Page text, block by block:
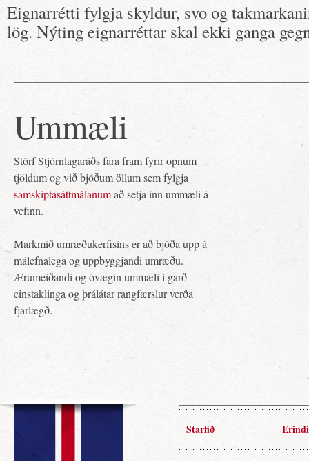
Eignarrétti fylgja skyldur, svo og
lög. Nýting eignarréttar skal ekki ganga
Ummæli
Störf Stjórnlagaráðs fara fram fyrir opnum
tjöldum og við bjóðum öllum sem fylgja
samskiptasáttmálanumað setja inn ummæli á
vefinn.
Markmið umræðukerfisins er að bjóða upp á
málefnalega og uppbyggjandi umræðu.
Ærumeiðandi og óvægin ummæli í garð
einstaklinga og þrálátar rangfærslur verða
fjarlægð.
Starfið Erindi